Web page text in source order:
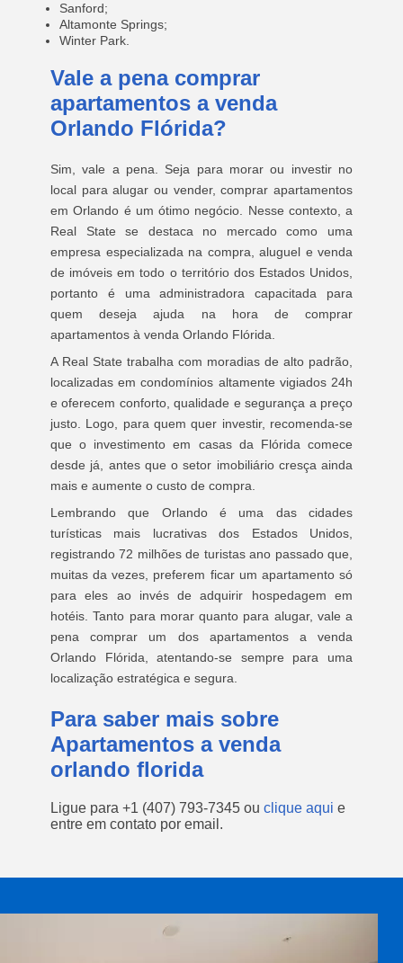
Sanford;
Altamonte Springs;
Winter Park.
Vale a pena comprar
apartamentos a venda
Orlando Flórida?
Sim, vale a pena. Seja para morar ou investir no
local para alugar ou vender, comprar apartamentos
em Orlando é um ótimo negócio. Nesse contexto, a
Real State se destaca no mercado como uma
empresa especializada na compra, aluguel e venda
de imóveis em todo o território dos Estados Unidos,
portanto é uma administradora capacitada para
quem deseja ajuda na hora de comprar
apartamentos à venda Orlando Flórida.
A Real State trabalha com moradias de alto padrão,
localizadas em condomínios altamente vigiados 24h
e oferecem conforto, qualidade e segurança a preço
justo. Logo, para quem quer investir, recomenda-se
que o investimento em casas da Flórida comece
desde já, antes que o setor imobiliário cresça ainda
mais e aumente o custo de compra.
Lembrando que Orlando é uma das cidades
turísticas mais lucrativas dos Estados Unidos,
registrando 72 milhões de turistas ano passado que,
muitas da vezes, preferem ficar um apartamento só
para eles ao invés de adquirir hospedagem em
hotéis. Tanto para morar quanto para alugar, vale a
pena comprar um dos apartamentos a venda
Orlando Flórida, atentando-se sempre para uma
localização estratégica e segura.
Para saber mais sobre
Apartamentos a venda
orlando florida
Ligue para +1 (407) 793-7345 ou clique aqui e
entre em contato por email.